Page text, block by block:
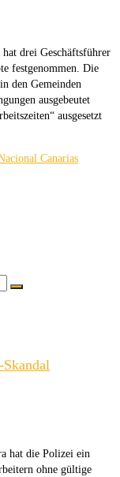
drei Geschäftsführer
festgenommen. Die
den Gemeinden
ausgebeutet
ausgesetzt
Canarias
hat die Polizei ein
ohne gültige